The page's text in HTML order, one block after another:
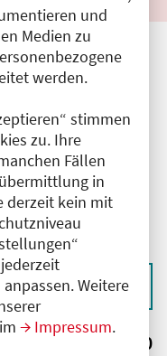
und
Medien zu
werden.
stimmen
zu. Ihre
Fällen
in
derzeit kein mit
Weitere
Impressum.
entsprechen
Angaben.
keine
obliegt dem
neu laden
Ergebnisse: 0